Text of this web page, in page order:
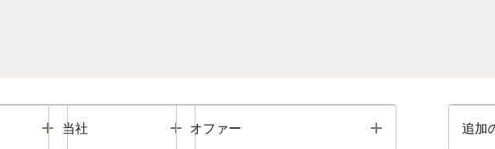
Toggle
当社 Toggle
オファー Toggle 追加